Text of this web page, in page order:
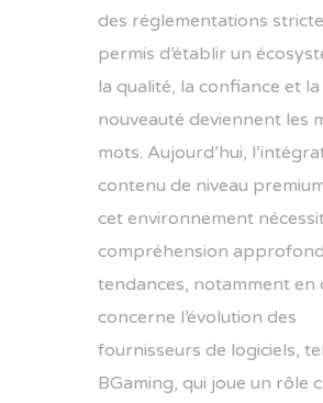
des réglementations
permis d’établir un
la qualité, la confiance et la
nouveauté deviennent les
mots. Aujourd’hui,
contenu de niveau
cet environnement
compréhension
tendances, notamment en
concerne l’évolution des
fournisseurs de logiciels,
BGaming, qui joue un rôle